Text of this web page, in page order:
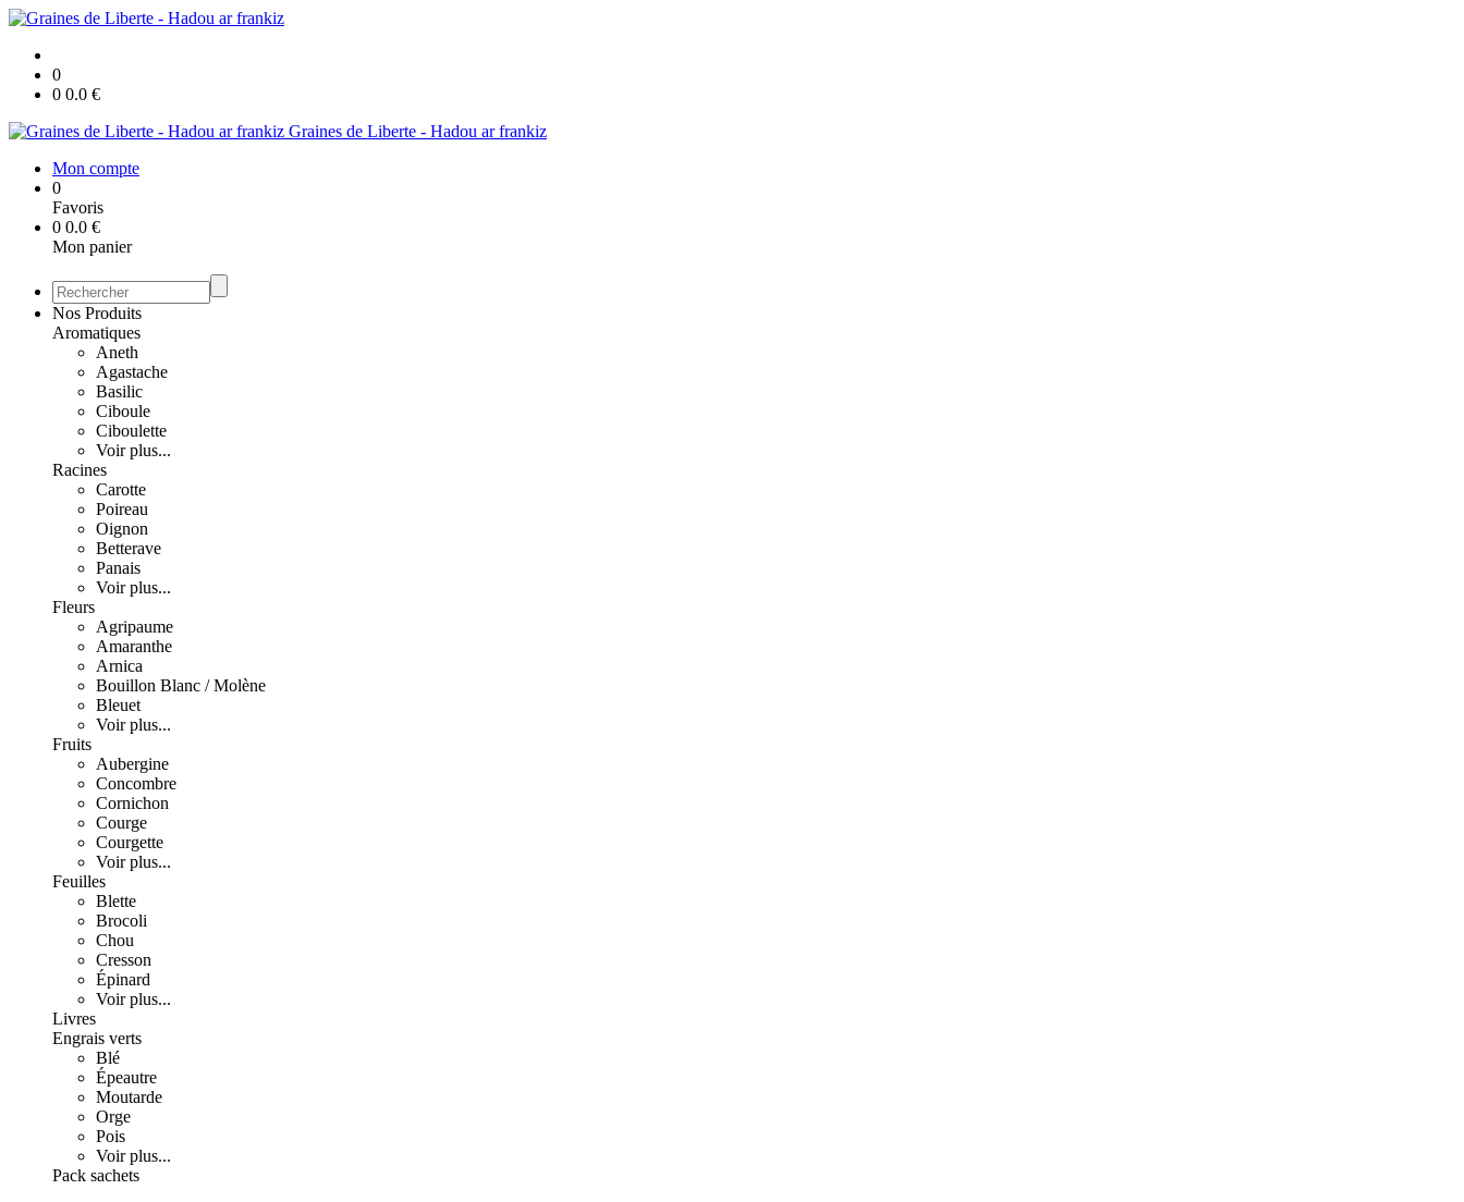
0
0 0.0 €
Graines de Liberte - Hadou ar frankiz
Mon compte
0
Favoris
0 0.0 €
Mon panier
Nos Produits
Aromatiques
Aneth
Agastache
Basilic
Ciboule
Ciboulette
Voir plus...
Racines
Carotte
Poireau
Oignon
Betterave
Panais
Voir plus...
Fleurs
Agripaume
Amaranthe
Arnica
Bouillon Blanc / Molène
Bleuet
Voir plus...
Fruits
Aubergine
Concombre
Cornichon
Courge
Courgette
Voir plus...
Feuilles
Blette
Brocoli
Chou
Cresson
Épinard
Voir plus...
Livres
Engrais verts
Blé
Épeautre
Moutarde
Orge
Pois
Voir plus...
Pack sachets